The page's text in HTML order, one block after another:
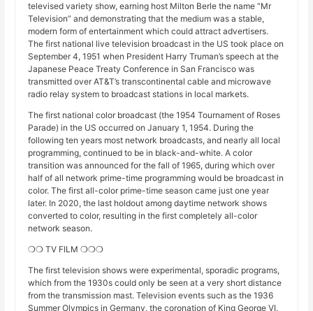
televised variety show, earning host Milton Berle the name “Mr
Television” and demonstrating that the medium was a stable,
modern form of entertainment which could attract advertisers.
The first national live television broadcast in the US took place on
September 4, 1951 when President Harry Truman’s speech at the
Japanese Peace Treaty Conference in San Francisco was
transmitted over AT&T’s transcontinental cable and microwave
radio relay system to broadcast stations in local markets.
The first national color broadcast (the 1954 Tournament of Roses
Parade) in the US occurred on January 1, 1954. During the
following ten years most network broadcasts, and nearly all local
programming, continued to be in black-and-white. A color
transition was announced for the fall of 1965, during which over
half of all network prime-time programming would be broadcast in
color. The first all-color prime-time season came just one year
later. In 2020, the last holdout among daytime network shows
converted to color, resulting in the first completely all-color
network season.
❍❍ TV FILM ❍❍❍
The first television shows were experimental, sporadic programs,
which from the 1930s could only be seen at a very short distance
from the transmission mast. Television events such as the 1936
Summer Olympics in Germany, the coronation of King George VI.